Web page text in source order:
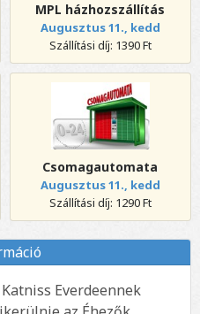
MPL házhozszállítás
Augusztus 11., kedd
Szállítási díj: 1390 Ft
Csomagautomata
Augusztus 11., kedd
Szállítási díj: 1290 Ft
Everdeennek